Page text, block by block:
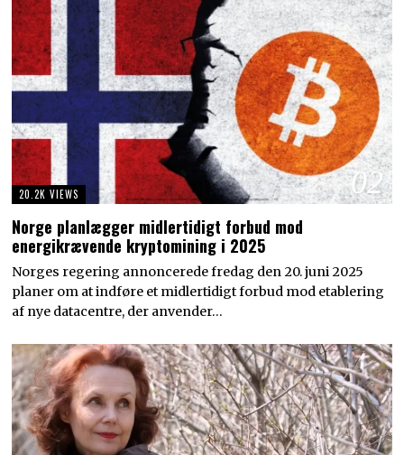
02
20.2K VIEWS
Norge planlægger midlertidigt forbud mod
energikrævende kryptomining i 2025
Norges regering annoncerede fredag den 20. juni 2025
planer om at indføre et midlertidigt forbud mod etablering
af nye datacentre, der anvender…